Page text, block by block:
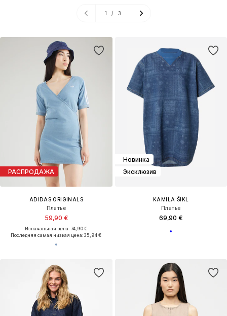
1 / 3
РАСПРОДАЖА
ADIDAS ORIGINALS
Платье
59,90 €
Изначальная цена: 74,90 €
Последняя самая низкая цена:35,94 €
Новинка
Эксклюзив
KAMILA ŠIKL
Платье
69,90 €